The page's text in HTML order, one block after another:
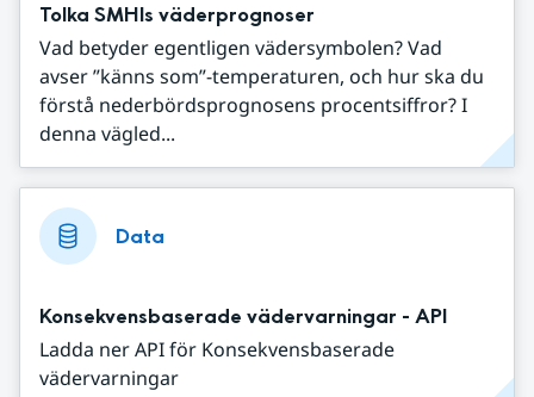
Tolka SMHIs väderprognoser
Vad betyder egentligen vädersymbolen? Vad
avser ”känns som”-temperaturen, och hur ska du
förstå nederbördsprognosens procentsiffror? I
denna vägled...
Data
Konsekvensbaserade vädervarningar - API
Ladda ner API för Konsekvensbaserade
vädervarningar